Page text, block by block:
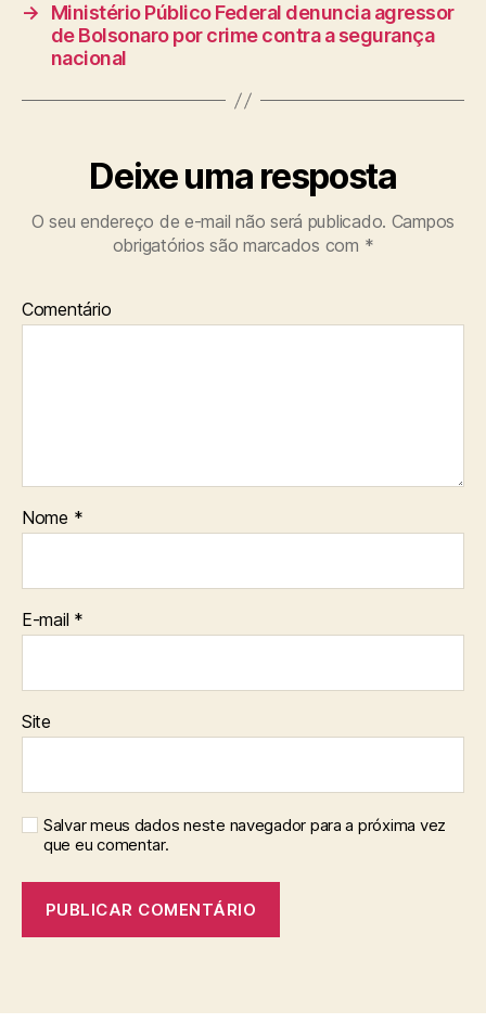
→
Ministério Público Federal denuncia agressor
de Bolsonaro por crime contra a segurança
nacional
Deixe uma resposta
O seu endereço de e-mail não será publicado. Campos
obrigatórios são marcados com *
Comentário
Nome *
E-mail *
Site
Salvar meus dados neste navegador para a próxima vez
que eu comentar.